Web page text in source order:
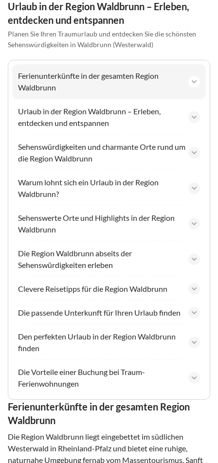
Urlaub in der Region Waldbrunn – Erleben,
entdecken und entspannen
Planen Sie Ihren Traumurlaub und entdecken Sie die schönsten
Sehenswürdigkeiten in Waldbrunn (Westerwald)
Ferienunterkünfte in der gesamten Region
Waldbrunn
Urlaub in der Region Waldbrunn – Erleben,
entdecken und entspannen
Sehenswürdigkeiten und charmante Orte rund um
die Region Waldbrunn
Warum lohnt sich ein Urlaub in der Region
Waldbrunn?
Sehenswerte Orte und Highlights in der Region
Waldbrunn
Die Region Waldbrunn abseits der
Sehenswürdigkeiten erleben
Clevere Reisetipps für die Region Waldbrunn
Die passende Unterkunft für Ihren Urlaub finden
Den perfekten Urlaub in der Region Waldbrunn
finden
Die Vorteile einer Buchung bei Traum-
Ferienwohnungen
Ferienunterkünfte in der gesamten Region
Waldbrunn
Die Region Waldbrunn liegt eingebettet im südlichen
Westerwald in Rheinland-Pfalz und bietet eine ruhige,
naturnahe Umgebung fernab vom Massentourismus. Sanft